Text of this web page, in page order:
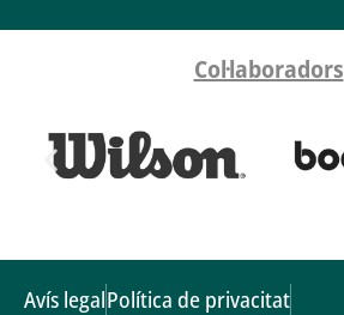
Col·laboradors
Avís legalPolítica de privacitat